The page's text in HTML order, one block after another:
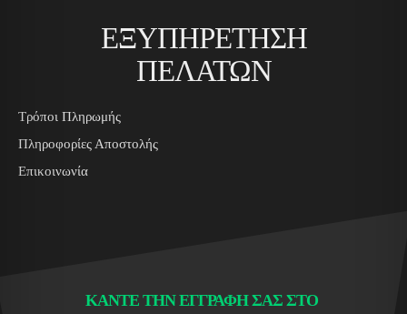
ΕΞΥΠΗΡΕΤΗΣΗ
ΠΕΛΑΤΩΝ
Τρόποι Πληρωμής
Πληροφορίες Αποστολής
Επικοινωνία
ΚΑΝΤΕ ΤΗΝ ΕΓΓΡΑΦΗ ΣΑΣ ΣΤΟ